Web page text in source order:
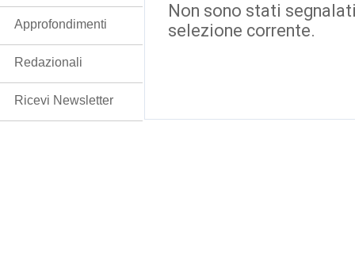
Non sono stati
selezione corrente.
Approfondimenti
Redazionali
Ricevi Newsletter